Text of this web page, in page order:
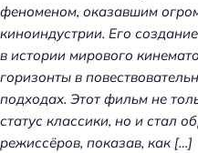
феноменом, оказавшим
киноиндустрии. Его
в истории мирового
горизонты в
подходах. Этот фильм не
статус классики, но и стал
режиссёров, показав, как […]